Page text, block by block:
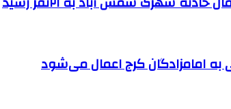
امامزادگان کرج اعمال می‌شود